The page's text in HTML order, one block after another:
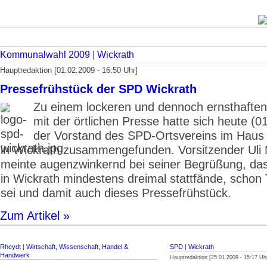
Kommunalwahl 2009 Wickrath
Hauptredaktion [01.02.2009 - 16:50 Uhr]
Pressefrühstück der SPD Wickrath
Zu einem lockeren und dennoch
mit der örtlichen Presse hatte sich heute
der Vorstand des SPD-Ortsvereins im
in Wickrath zusammengefunden. Vorsitzender Uli
meinte augenzwinkernd bei seiner Begrüßung,
in Wickrath mindestens dreimal stattfände, schon
sei und damit auch dieses Pressefrühstück.
Zum Artikel »
Rheydt | Wirtschaft, Wissenschaft, Handel &
Handwerk
SPD | Wickrath
Hauptredaktion [25.01.2009 - 15:17